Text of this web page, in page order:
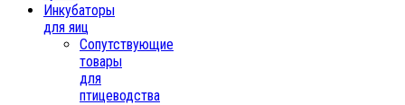
Инкубаторы
для яиц
Сопутствующие
товары
для
птицеводства